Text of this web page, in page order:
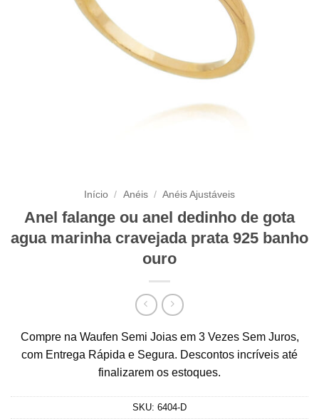
Início / Anéis / Anéis Ajustáveis
Anel falange ou anel dedinho de gota
agua marinha cravejada prata 925 banho
ouro
Compre na Waufen Semi Joias em 3 Vezes Sem Juros,
com Entrega Rápida e Segura. Descontos incríveis até
finalizarem os estoques.
SKU: 6404-D